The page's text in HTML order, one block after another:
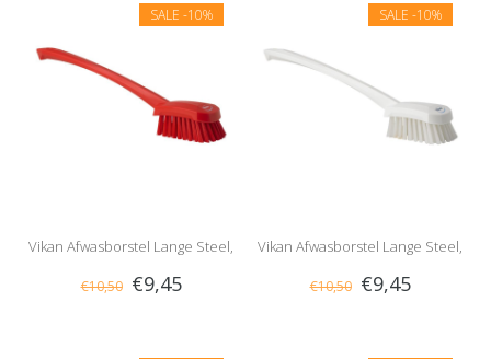
SALE -10%
Vikan Afwasborstel Lange Steel,
Hard, Rood
€10,50 €9,45
SALE -10%
Vikan Afwasborstel Lange Steel,
Hard, Wit
€10,50 €9,45